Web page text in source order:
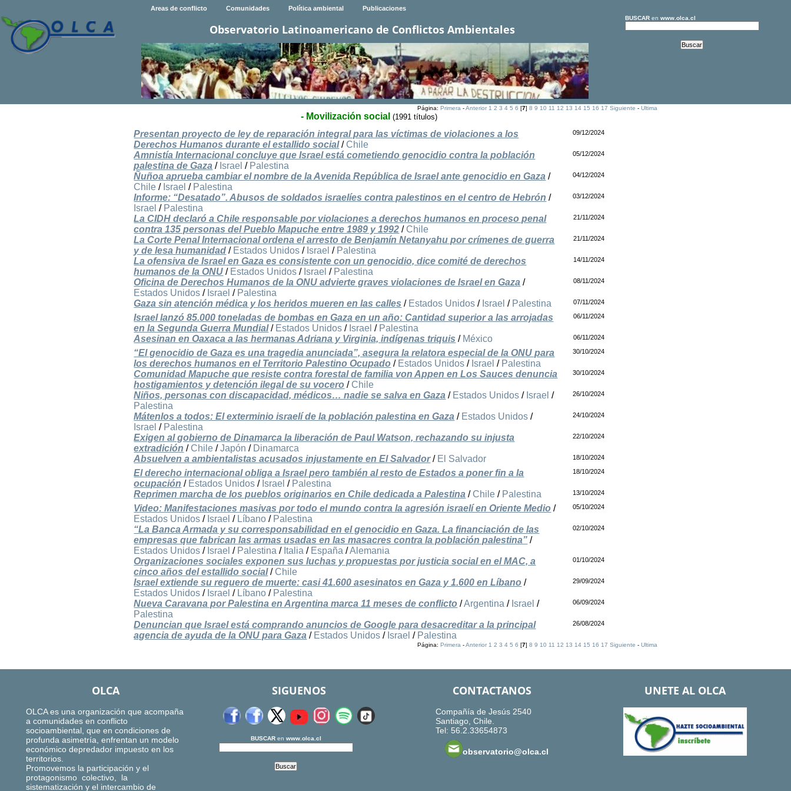
Areas de conflicto Comunidades Política ambiental Publicaciones
Observatorio Latinoamericano de Conflictos Ambientales
BUSCARen www.olca.cl
Página: Primera-Anterior 1 2 3 4 5 6 [7] 8 9 10 11 12 13 14 15 16 17 Siguiente - Ultima
- Movilización social (1991 títulos)
Presentan proyecto de ley de reparación integral para las víctimas de violaciones a los
Derechos Humanos durante el estallido social/ Chile
09/12/2024
Amnistía Internacional concluye que Israel está cometiendo genocidio contra la población
palestina de Gaza / Israel / Palestina
05/12/2024
Ñuñoa aprueba cambiar el nombre de la Avenida República de Israel ante genocidio en Gaza /
Chile / Israel / Palestina
04/12/2024
Informe: “Desatado”. Abusos de soldados israelíes contra palestinos en el centro de Hebrón /
Israel / Palestina
03/12/2024
La CIDH declaró a Chile responsable por violaciones a derechos humanos en proceso penal
contra 135 personas del Pueblo Mapuche entre 1989 y 1992 / Chile
21/11/2024
La Corte Penal Internacional ordena el arresto de Benjamín Netanyahu por crímenes de guerra
y de lesa humanidad / Estados Unidos / Israel / Palestina
21/11/2024
La ofensiva de Israel en Gaza es consistente con un genocidio, dice comité de derechos
humanos de la ONU / Estados Unidos / Israel / Palestina
14/11/2024
Oficina de Derechos Humanos de la ONU advierte graves violaciones de Israel en Gaza /
Estados Unidos / Israel / Palestina
08/11/2024
Gaza sin atención médica y los heridos mueren en las calles / Estados Unidos / Israel / Palestina 07/11/2024
Israel lanzó 85.000 toneladas de bombas en Gaza en un año: Cantidad superior a las arrojadas
en la Segunda Guerra Mundial/ Estados Unidos / Israel / Palestina
06/11/2024
Asesinan en Oaxaca a las hermanas Adriana y Virginia, indígenas triquis / México 06/11/2024
“El genocidio de Gaza es una tragedia anunciada”, asegura la relatora especial de la ONU para
los derechos humanos en el Territorio Palestino Ocupado / Estados Unidos / Israel / Palestina
30/10/2024
Comunidad Mapuche que resiste contra forestal de familia von Appen en Los Sauces denuncia
hostigamientos y detención ilegal de su vocero / Chile
30/10/2024
Niños, personas con discapacidad, médicos… nadie se salva en Gaza / Estados Unidos / Israel /
Palestina
26/10/2024
Mátenlos a todos: El exterminio israelí de la población palestina en Gaza / Estados Unidos /
Israel / Palestina
24/10/2024
Exigen al gobierno de Dinamarca la liberación de Paul Watson, rechazando su injusta
extradición / Chile /Japón / Dinamarca
22/10/2024
Absuelven a ambientalistas acusados injustamente en El Salvador/ El Salvador 18/10/2024
El derecho internacional obliga a Israel pero también al resto de Estados a poner fin a la
ocupación / Estados Unidos / Israel / Palestina
18/10/2024
Reprimen marcha de los pueblos originarios en Chile dedicada a Palestina / Chile / Palestina 13/10/2024
Video: Manifestaciones masivas por todo el mundo contra la agresión israelí en Oriente Medio /
Estados Unidos / Israel / Líbano / Palestina
05/10/2024
“La Banca Armada y su corresponsabilidad en el genocidio en Gaza. La financiación de las
empresas que fabrican las armas usadas en las masacres contra la población palestina” /
Estados Unidos / Israel / Palestina / Italia / España /Alemania
02/10/2024
Organizaciones sociales exponen sus luchas y propuestas por justicia social en el MAC, a
cinco años del estallido social/ Chile
01/10/2024
Israel extiende su reguero de muerte: casi 41.600 asesinatos en Gaza y 1.600 en Líbano /
Estados Unidos / Israel / Líbano / Palestina
29/09/2024
Nueva Caravana por Palestina en Argentina marca 11 meses de conflicto /Argentina / Israel /
Palestina
06/09/2024
Denuncian que Israel está comprando anuncios de Google para desacreditar a la principal
agencia de ayuda de la ONU para Gaza / Estados Unidos / Israel / Palestina
26/08/2024
Página: Primera-Anterior 1 2 3 4 5 6 [7] 8 9 10 11 12 13 14 15 16 17 Siguiente - Ultima
OLCA
OLCA es una organización que acompaña
a comunidades en conflicto
socioambiental, que en condiciones de
profunda asimetría, enfrentan un modelo
económico depredador impuesto en los
territorios.
Promovemos la participación y el
protagonismo colectivo, la
sistematización y el intercambio de
SIGUENOS
BUSCARen www.olca.cl
CONTACTANOS
Compañía de Jesús 2540
Santiago, Chile.
Tel: 56.2.33654873
observatorio@olca.cl
UNETE AL OLCA